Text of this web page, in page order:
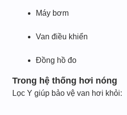
Máy bơm
Van điều khiển
Đồng hồ đo
Trong hệ thống hơi nóng
Lọc Y giúp bảo vệ van hơi khỏi: